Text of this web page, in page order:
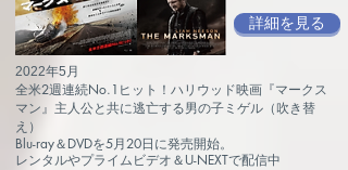
詳細を見る
2022年5月
全米2週連続No.1ヒット！ハリウッド映画『マークス
マン』主人公と共に逃亡する男の子ミゲル（吹き替
え）
Blu-ray＆DVDを5月20日に発売開始。
​レンタルやプライムビデオ＆U-NEXTで配信中